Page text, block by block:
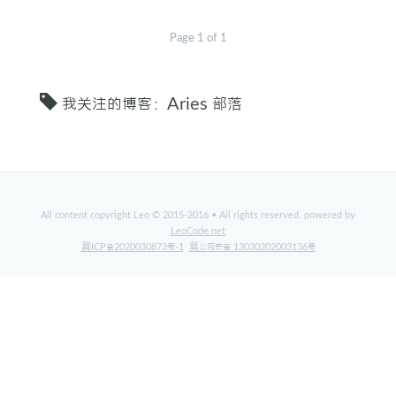
关于
Page 1 of 1
我关注的博客： Aries 部落
All content copyright Leo © 2015-2016 • All rights reserved. powered by
LeoCode.net
冀ICP备2020030873号-1
冀公网安备 13030202003136号